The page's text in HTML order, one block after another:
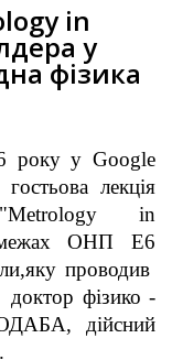
in
у
фізика
року у Google
лекція
in
межах ОНП Е6
проводив
фізико -
дійсний